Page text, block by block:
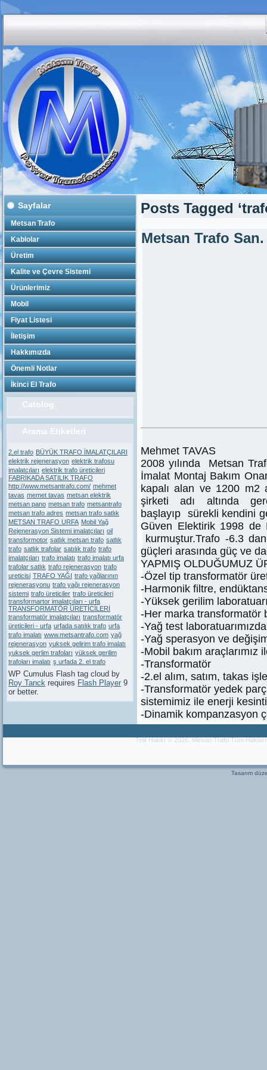
Sayfalar
Metsan Trafo
Kablolar
Üretim
Kalite ve Çevre Sistemi
Ürünlerimiz
Mobil
Fiyat Listesi
İletişim
Hakkımızda
Önemli Notlar
İkinci El Trafo
Catolog
Arama Etiketleri
2.el trafo BÜYÜK TRAFO İMALATÇILARI
elektrik rejenerasyon elektrik trafosu
imalatcıları elektrik trafo üreticileri
FABRİKADA SATILIK TRAFO
http://www.metsantrafo.com/ mehmet
tavas memet tavas metsan elektrik
metsan pano metsan trafo metsantrafo
metsan trafo adres metsan trafo satlık
METSAN TRAFO URFA Mobil Yağ
Rejenerasyon Sistemi imalatçıları oil
transformotor satlık metsan trafo satlık
trafo satlık trafolar satılık trafo trafo
imalatçıları trafo imalatı trafo imalatı urfa
trafolar satlık trafo rejenerasyon trafo
ureticisi TRAFO YAĞI trafo yağlarının
rejenerasyonu trafo yağı rejenerasyon
sistemi trafo üreticiler trafo üreticileri
transformartor imalatçıları - urfa
TRANSFORMATÖR ÜRETİCİLERİ
transformatör imalatçıları transformatör
üreticileri - urfa urfada satılık trafo urfa
trafo imalatı www.metsantrafo.com yağ
rejenerasyon yuksek gelirim trafo imalatı
yuksek gerlim trafoları yüksek gerilim
trafoları imalatı ş urfada 2. el trafo
WP Cumulus Flash tag cloud by
Roy Tanck requires Flash Player 9
or better.
Posts Tagged
Metsan Trafo
Mehmet TAVAS
2008 yılında Metsan
İmalat Montaj Bakım
kapalı alan ve 1200 m2
şirketi adı altında
başlayıp sürekli kendini
Güven Elektirik 1998
kurmuştur.Trafo -6.3
güçleri arasında güç ve
YAPMIŞ OLDUĞUMUZ
-Özel tip transformatör
-Harmonik filtre,
-Yüksek gerilim
-Her marka transformatör
-Yağ test
-Yağ sperasyon ve
-Mobil bakım araçlarımız
-Transformatör
-2.el alım, satım, takas
-Transformatör yedek
sistemimiz ile enerji
-Dinamik kompanzasyon
Telif Hakkı © 2026. Mesan Trafo Tüm
Tasarım